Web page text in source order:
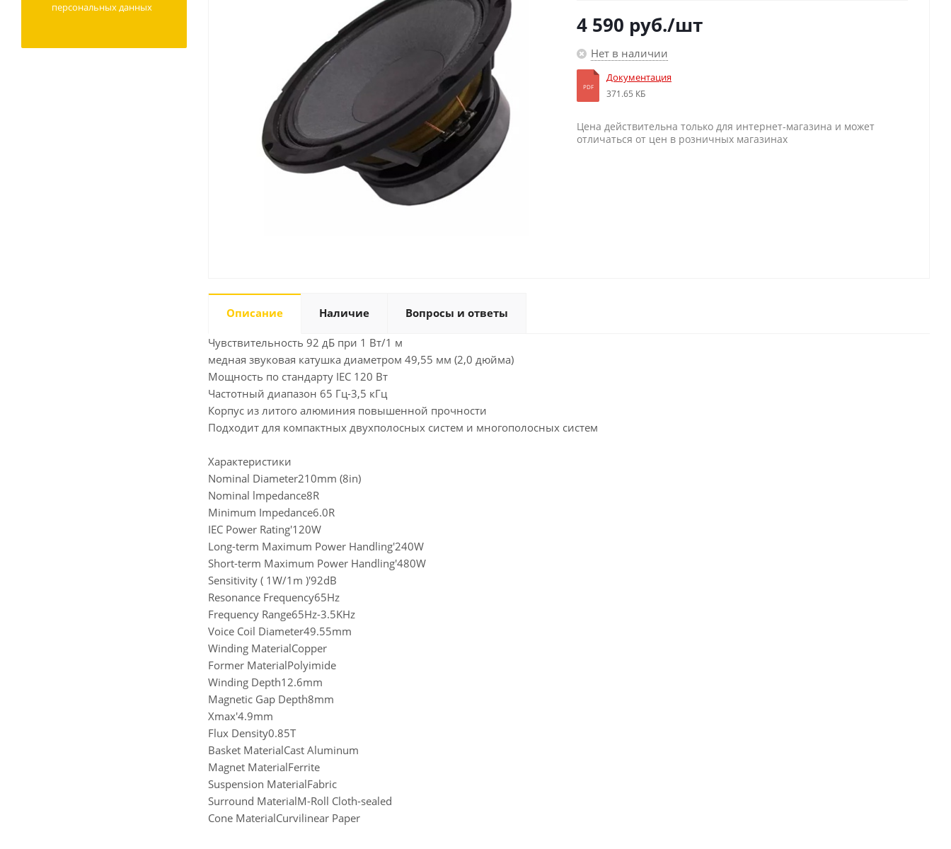
4 590 руб./шт
Нет в наличии
PDF
Документация
371.65 КБ
Цена действительна только для интернет-магазина и может
отличаться от цен в розничных магазинах
Описание Наличие Вопросы и ответы
Чувствительность 92 дБ при 1 Вт/1 м
медная звуковая катушка диаметром 49,55 мм (2,0 дюйма)
Мощность по стандарту IEC 120 Вт
Частотный диапазон 65 Гц-3,5 кГц
Корпус из литого алюминия повышенной прочности
Подходит для компактных двухполосных систем и многополосных систем
Характеристики
Nominal Diameter210mm (8in)
Nominal lmpedance8R
Minimum Impedance6.0R
IEC Power Rating'120W
Long-term Maximum Power Handling'240W
Short-term Maximum Power Handling'480W
Sensitivity ( 1W/1m )'92dB
Resonance Frequency65Hz
Frequency Range65Hz-3.5KHz
Voice Coil Diameter49.55mm
Winding MaterialCopper
Former MaterialPolyimide
Winding Depth12.6mm
Magnetic Gap Depth8mm
Xmax'4.9mm
Flux Density0.85T
Basket MaterialCast Aluminum
Magnet MaterialFerrite
Suspension MaterialFabric
Surround MaterialM-Roll Cloth-sealed
Cone MaterialCurvilinear Paper
персональных данных